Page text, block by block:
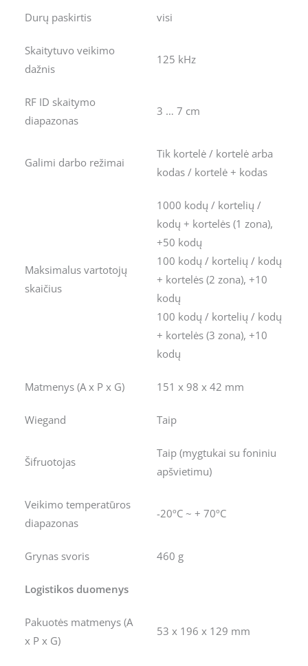
Durų paskirtis visi
Skaitytuvo veikimo
dažnis
125 kHz
RF ID skaitymo
diapazonas
3 … 7 cm
Galimi darbo režimai
Tik kortelė / kortelė arba
kodas / kortelė + kodas
Maksimalus vartotojų
skaičius
1000 kodų / kortelių /
kodų + kortelės (1 zona),
+50 kodų
100 kodų / kortelių / kodų
+ kortelės (2 zona), +10
kodų
100 kodų / kortelių / kodų
+ kortelės (3 zona), +10
kodų
Matmenys (A x P x G) 151 x 98 x 42 mm
Wiegand Taip
Šifruotojas
Taip (mygtukai su foniniu
apšvietimu)
Veikimo temperatūros
diapazonas
-20ºC ~ + 70ºC
Grynas svoris 460 g
Logistikos duomenys
Pakuotės matmenys (A
x P x G)
53 x 196 x 129 mm